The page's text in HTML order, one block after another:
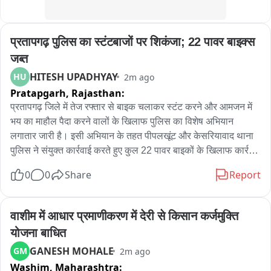
स्थानीय दुकानदार राजकुमार ने बताया कि नालों पर अतिक्रमण के कारण
गायत्री मंदिर क्षेत्र में पानी भर गया था। वहीं महेंद्र सिंह, विष्णु कुमार, शेखर
सैनी, विजेंद्र सेन और भूरी खान सहित अन्य व्यापारियों ने भी बेहतर सफाई
व्यवस्था की मांग उठाई है।
प्रतापगढ़ पुलिस का स्टंटबाजों पर शिकंजा; 22 पावर बाइक्स
जब्त
HU HITESH UPADHYAY 2m ago
Pratapgarh, Rajasthan:
प्रतापगढ़ जिले में तेज रफ्तार से बाइक चलाकर स्टंट करने और आमजन में
भय का माहौल पैदा करने वालों के खिलाफ पुलिस का विशेष अभियान
लगातार जारी है। इसी अभियान के तहत पीपलखूंट और केसरियावाद थाना
पुलिस ने संयुक्त कार्रवाई करते हुए कुल 22 पावर बाइकों के खिलाफ कार्रवाई
की धारा 207 के तहत जब्त किया, जबकि केसरियावाद पुलिस ने 10
जांगिड़ के निर्देशन में की गई। पीपलखूंट थाना प्रभारी मनीष वैष्णव और
केसरियावाद थाना प्रभारी रमेशचन्द्र के नेतृत्व में गठित पुलिस टीमों ने
अपने-अपने थाना क्षेत्रों में तेज गति से बाइक चलाकर स्टंट करने, रील्स
बनाने और आमजन में दहशत फैलाने वाले युवकों के खिलाफ अभियान
चलाया। पुलिस के अनुसार कुछ युवक अलग-अगल नामों से ग्रुप बनाकर
0 0 Share Report
वाशीम में आधार प्रमाणीकरण में देरी से किसान कर्जमुक्ति
योजना बाधित
GM GANESH MOHALE 2m ago
Washim, Maharashtra: